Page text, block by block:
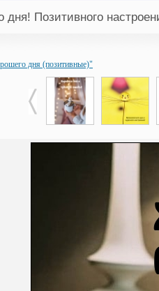
дня! Позитивного
дня (позитивные)"